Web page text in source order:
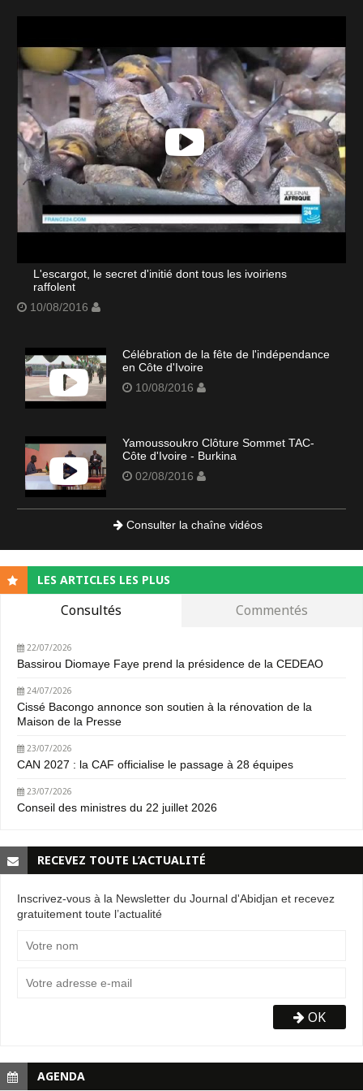
L'escargot, le secret d'initié dont tous les ivoiriens
raffolent
10/08/2016
Célébration de la fête de l'indépendance
en Côte d'Ivoire
10/08/2016
Yamoussoukro Clôture Sommet TAC-
Côte d'Ivoire - Burkina
02/08/2016
Consulter la chaîne vidéos
LES ARTICLES LES PLUS
Consultés Commentés
22/07/2026
Bassirou Diomaye Faye prend la présidence de la CEDEAO
24/07/2026
Cissé Bacongo annonce son soutien à la rénovation de la
Maison de la Presse
23/07/2026
CAN 2027 : la CAF officialise le passage à 28 équipes
23/07/2026
Conseil des ministres du 22 juillet 2026
RECEVEZ TOUTE L’ACTUALITÉ
Inscrivez-vous à la Newsletter du Journal d'Abidjan et recevez
gratuitement toute l’actualité
OK
AGENDA